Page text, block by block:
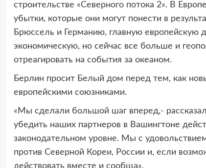
строительстве «Северного потока 2». В
убытки, которые они могут понести в
Брюссель и Германию, главную
экономическую, но сейчас все больше и
отреагировать на события за океаном.
Берлин просит Белый дом перед тем, как
европейскими союзниками.
«Мы сделали большой шаг вперед,-
убедить наших партнеров в Вашингтоне
законодательном уровне. Мы с
против Северной Кореи, России и, если